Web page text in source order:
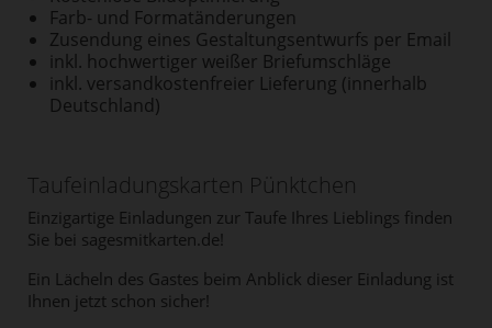
Farb- und Formatänderungen
Zusendung eines Gestaltungsentwurfs per Email
inkl. hochwertiger weißer Briefumschläge
inkl. versandkostenfreier Lieferung (innerhalb
Deutschland)
Taufeinladungskarten Pünktchen
Einzigartige Einladungen zur Taufe Ihres Lieblings finden
Sie bei sagesmitkarten.de!
Ein Lächeln des Gastes beim Anblick dieser Einladung ist
Ihnen jetzt schon sicher!